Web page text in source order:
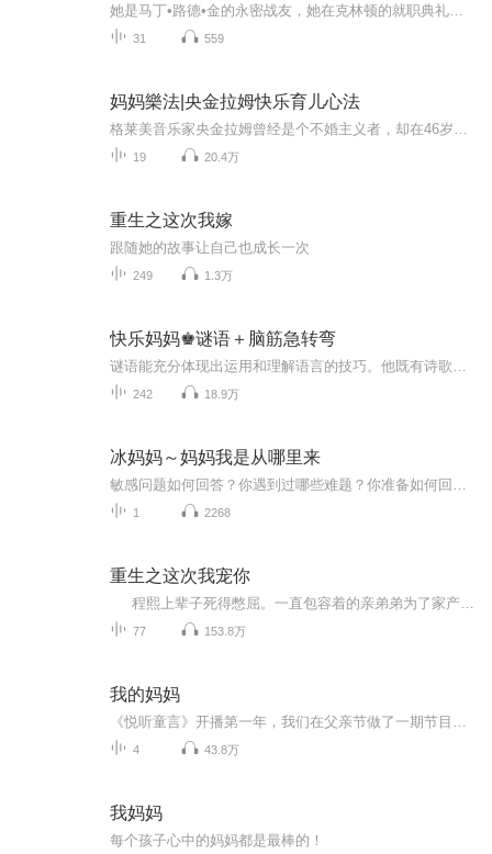
31 559
妈妈樂法|央金拉姆快乐育儿心法
19 20.4万
重生之这次我嫁
跟随她的故事让自己也成长一次
249 1.3万
快乐妈妈♚谜语＋脑筋急转弯
242 18.9万
冰妈妈～妈妈我是从哪里来
1 2268
重生之这次我宠你
77 153.8万
我的妈妈
4 43.8万
我妈妈
每个孩子心中的妈妈都是最棒的！